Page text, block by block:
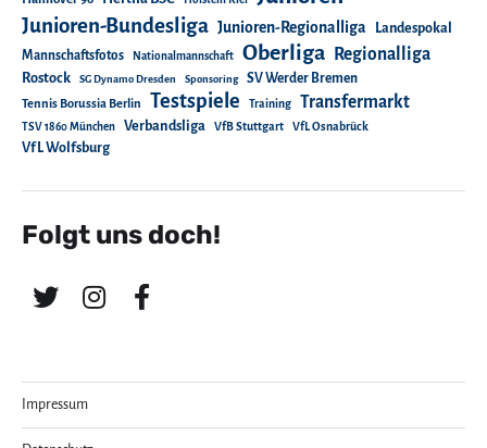
Junioren-Bundesliga Junioren-Regionalliga
Landespokal
Mannschaftsfotos
Nationalmannschaft Oberliga Regionalliga
Rostock SG Dynamo Dresden Sponsoring SV Werder Bremen
Tennis Borussia Berlin Testspiele Training Transfermarkt
TSV 1860 München Verbandsliga VfB Stuttgart VfL Osnabrück
VfL Wolfsburg
Folgt uns doch!
Impressum